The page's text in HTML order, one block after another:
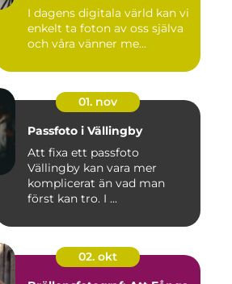
I dagens digitala värld kan vi
enkelt ta foton av oss själva
och våra vänner me...
01. nov
Passfoto i Vällingby
Att fixa ett passfoto
Vällingby kan vara mer
komplicerat än vad man
först kan tro. I ...
02. okt